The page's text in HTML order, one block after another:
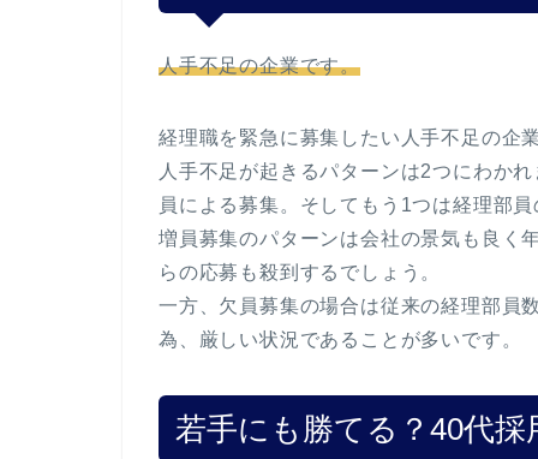
人手不足の企業です。
経理職を緊急に募集したい人手不足の企
人手不足が起きるパターンは2つにわか
員による募集。そしてもう1つは経理部
増員募集のパターンは会社の景気も良く
らの応募も殺到するでしょう。
一方、欠員募集の場合は従来の経理部員
為、厳しい状況であることが多いです。
若手にも勝てる？40代採